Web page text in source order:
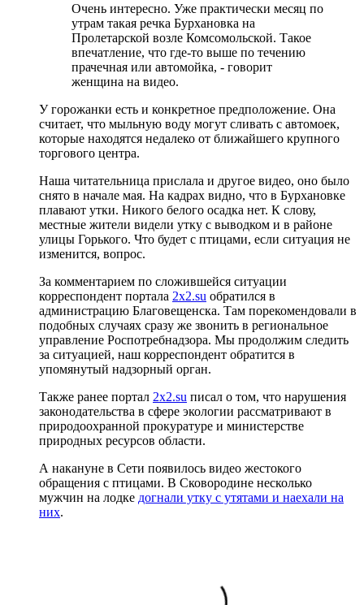
Очень интересно. Уже практически месяц по
утрам такая речка Бурхановка на
Пролетарской возле Комсомольской. Такое
впечатление, что где-то выше по течению
прачечная или автомойка, - говорит
женщина на видео.
У горожанки есть и конкретное предположение. Она
считает, что мыльную воду могут сливать с автомоек,
которые находятся недалеко от ближайшего крупного
торгового центра.
Наша читательница прислала и другое видео, оно было
снято в начале мая. На кадрах видно, что в Бурхановке
плавают утки. Никого белого осадка нет. К слову,
местные жители видели утку с выводком и в районе
улицы Горького. Что будет с птицами, если ситуация не
изменится, вопрос.
За комментарием по сложившейся ситуации
корреспондент портала 2х2.su обратился в
администрацию Благовещенска. Там порекомендовали в
подобных случаях сразу же звонить в региональное
управление Роспотребнадзора. Мы продолжим следить
за ситуацией, наш корреспондент обратится в
упомянутый надзорный орган.
Также ранее портал 2х2.su писал о том, что нарушения
законодательства в сфере экологии рассматривают в
природоохранной прокуратуре и министерстве
природных ресурсов области.
А накануне в Сети появилось видео жестокого
обращения с птицами. В Сковородине несколько
мужчин на лодке догнали утку с утятами и наехали на
них.